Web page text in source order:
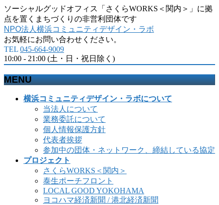
ソーシャルグッドオフィス「さくらWORKS＜関内＞」に拠
点を置くまちづくりの非営利団体です
NPO法人横浜コミュニティデザイン・ラボ
お気軽にお問い合わせください。
TEL 045-664-9009
10:00 - 21:00 (土・日・祝日除く)
MENU
横浜コミュニティデザイン・ラボについて
当法人について
業務委託について
個人情報保護方針
代表者挨拶
参加中の団体・ネットワーク、締結している協定
プロジェクト
さくらWORKS＜関内＞
泰生ポーチフロント
LOCAL GOOD YOKOHAMA
ヨコハマ経済新聞 / 港北経済新聞